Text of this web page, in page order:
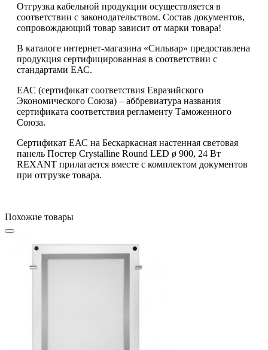
Отгрузка кабельной продукции осуществляется в
соответствии с законодательством. Состав документов,
сопровождающий товар зависит от марки товара!
В каталоге интернет-магазина «Сильвар» предоставлена
продукция сертифицированная в соответствии с
стандартами ЕАС.
ЕАС (сертификат соответствия Евразийского
Экономического Союза) – аббревиатура названия
сертификата соответствия регламенту Таможенного
Союза.
Сертификат ЕАС на Бескаркасная настенная световая
панель Постер Crystalline Round LED ø 900, 24 Вт
REXANT прилагается вместе с комплектом документов
при отгрузке товара.
Похожие товары